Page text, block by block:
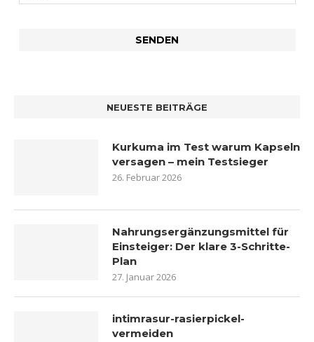
NEUESTE BEITRÄGE
Kurkuma im Test warum Kapseln
versagen – mein Testsieger
26. Februar 2026
Nahrungsergänzungsmittel für
Einsteiger: Der klare 3-Schritte-
Plan
27. Januar 2026
intimrasur-rasierpickel-
vermeiden